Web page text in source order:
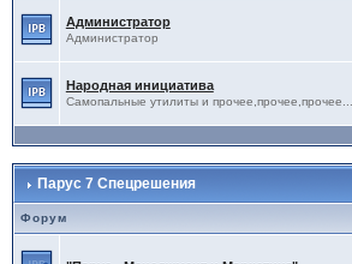
Администратор
Администратор
Народная инициатива
Самопальные утилиты и прочее,прочее,прочее....
Парус 7 Спецрешения
Форум